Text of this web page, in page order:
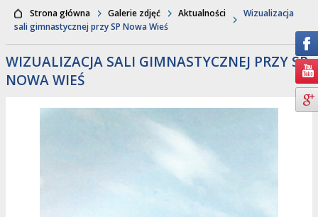
Strona główna Galerie zdjęć Aktualności
Wizualizacja
sali gimnastycznej przy SP Nowa Wieś
WIZUALIZACJA SALI GIMNASTYCZNEJ PRZY SP
NOWA WIEŚ